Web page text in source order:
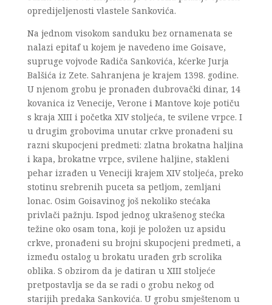
opredijeljenosti vlastele Sankovića.
Na jednom visokom sanduku bez ornamenata se
nalazi epitaf u kojem je navedeno ime Goisave,
supruge vojvode Radiča Sankovića, kćerke Jurja
Balšića iz Zete. Sahranjena je krajem 1398. godine.
U njenom grobu je pronađen dubrovački dinar, 14
kovanica iz Venecije, Verone i Mantove koje potiču
s kraja XIII i početka XIV stoljeća, te svilene vrpce. I
u drugim grobovima unutar crkve pronađeni su
razni skupocjeni predmeti: zlatna brokatna haljina
i kapa, brokatne vrpce, svilene haljine, stakleni
pehar izrađen u Veneciji krajem XIV stoljeća, preko
stotinu srebrenih puceta sa petljom, zemljani
lonac. Osim Goisavinog još nekoliko stećaka
privlači pažnju. Ispod jednog ukrašenog stećka
težine oko osam tona, koji je položen uz apsidu
crkve, pronađeni su brojni skupocjeni predmeti, a
između ostalog u brokatu urađen grb scrolika
oblika. S obzirom da je datiran u XIII stoljeće
pretpostavlja se da se radi o grobu nekog od
starijih predaka Sankovića. U grobu smještenom u